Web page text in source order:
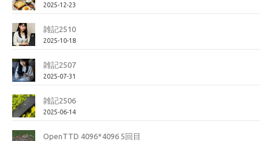
2025-12-23
雑記2510
2025-10-18
雑記2507
2025-07-31
雑記2506
2025-06-14
OpenTTD 4096*4096 5回目